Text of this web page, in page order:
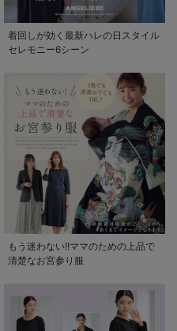
着回しが効く最新ハレの日スタイル
セレモニー6シーン
もう迷わない!!ママのための上品で
清楚なお宮参り服